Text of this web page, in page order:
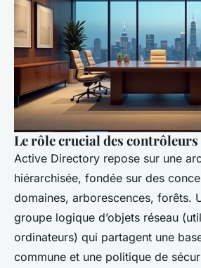
Le rôle crucial des contrôleurs
Active Directory repose sur une
hiérarchisée, fondée sur des
domaines, arborescences, forêts.
groupe logique d’objets réseau
ordinateurs) qui partagent une
commune et une politique de